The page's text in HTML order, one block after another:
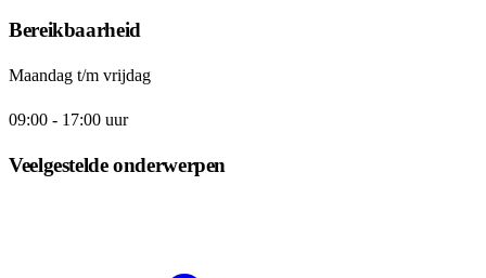
Bereikbaarheid
Maandag t/m vrijdag
09:00 - 17:00 uur
Veelgestelde onderwerpen